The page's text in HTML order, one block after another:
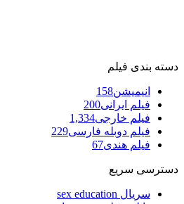
دسته بندی فیلم
انیمیشن158
فیلم ایرانی200
فیلم خارجی1,334
فیلم دوبله فارسی229
فیلم هندی67
دسترسی سریع
سریال sex education